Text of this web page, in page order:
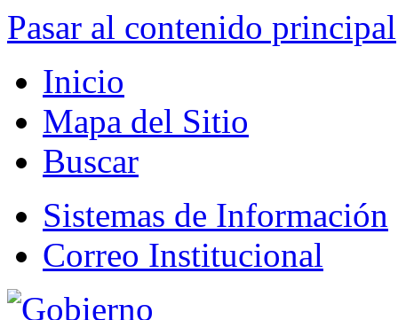
Pasar al contenido principal
Inicio
Mapa del Sitio
Buscar
Sistemas de Información
Correo Institucional